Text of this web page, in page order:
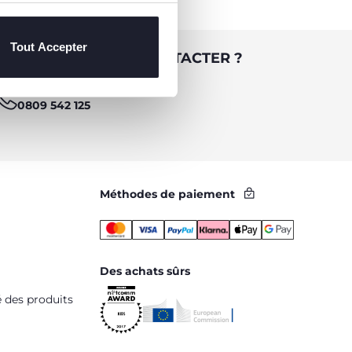
Tout Accepter
BESOIN DE NOUS CONTACTER ?
0809 542 125
des produits
Méthodes de paiement
Des achats sûrs